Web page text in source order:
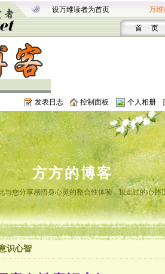
设万维读者为首页 万维
首 页
发表日志 控制面板 个人相册
方方的博客
与您分享感悟身心灵的整合性体验 - 我走过的心路
识心智